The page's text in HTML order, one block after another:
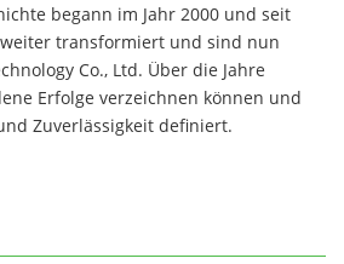
begann im Jahr 2000 und seit
transformiert und sind nun
Co., Ltd. Über die Jahre
Erfolge verzeichnen können und
Zuverlässigkeit definiert.